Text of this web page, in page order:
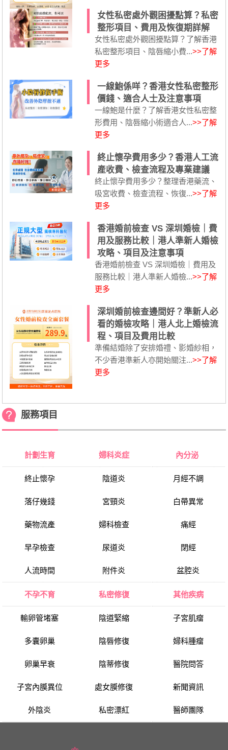
女性私密處外觀困擾點算？私密
整形項目、費用及恢復期詳解
女性私密處外觀困擾點算？了解香港
私密整形項目、陰唇縮小費...>>了解
更多
一線鮑係咩？香港女性私密整形
價錢、適合人士及注意事項
一線鮑是什麼？了解香港女性私密整
形費用、陰唇縮小術適合人...>>了解
更多
終止懷孕費用多少？香港人工流
產收費、檢查流程及專業建議
終止懷孕費用多少？整理香港藥流、
吸宮收費、檢查流程、恢復...>>了解
更多
香港婚前檢查 VS 深圳婚檢｜費
用及服務比較｜港人準新人婚檢
攻略、項目及注意事項
香港婚前檢查 VS 深圳婚檢｜費用及
服務比較｜港人準新人婚檢...>>了解
更多
深圳婚前檢查邊間好？準新人必
看的婚檢攻略｜港人北上婚檢流
程、項目及費用比較
準備結婚除了安排婚禮、影婚紗相，
不少香港準新人亦開始關注...>>了解
更多
服務項目
計劃生育
終止懷孕
落仔幾錢
藥物流產
早孕檢查
人流時間
婦科炎症
陰道炎
宮頸炎
婦科檢查
尿道炎
附件炎
內分泌
月經不調
白帶異常
痛經
閉經
盆腔炎
不孕不育
輸卵管堵塞
多囊卵巢
卵巢早衰
子宮內膜異位
外陰炎
私密修復
陰道緊縮
陰唇修復
陰蒂修復
處女膜修復
私密漂紅
其他疾病
子宮肌瘤
婦科腫瘤
醫院問答
新聞資訊
醫師團隊